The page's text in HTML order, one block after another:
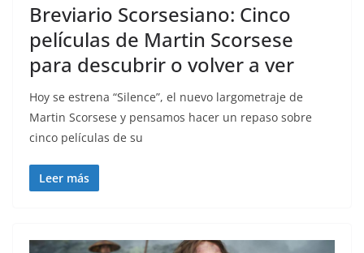
Breviario Scorsesiano: Cinco
películas de Martin Scorsese
para descubrir o volver a ver
Hoy se estrena “Silence”, el nuevo largometraje de
Martin Scorsese y pensamos hacer un repaso sobre
cinco películas de su
Leer más